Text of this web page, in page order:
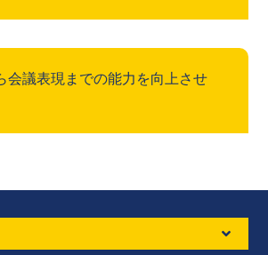
会議表現までの能力を向上させ